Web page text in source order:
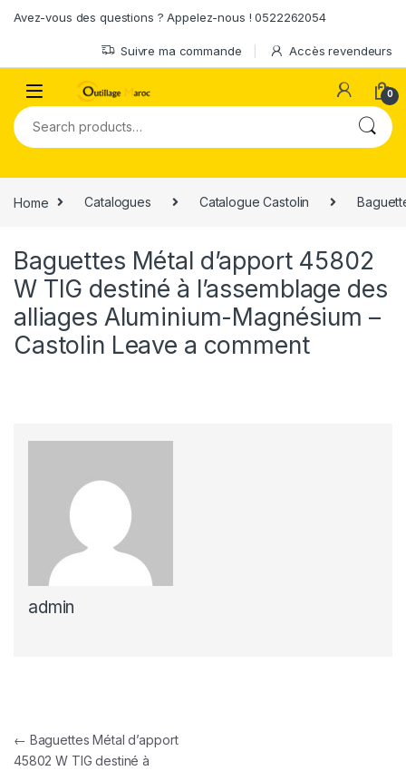
Avez-vous des questions ? Appelez-nous ! 0522262054
Suivre ma commande Accès revendeurs
0
Search for:
Home Catalogues Catalogue Castolin
Baguettes Métal d’apport 45802
W TIG destiné à l’assemblage des
alliages Aluminium-Magnésium –
Castolin Leave a comment
admin
Navigation de l’article
← Baguettes Métal d’apport
45802 W TIG destiné à